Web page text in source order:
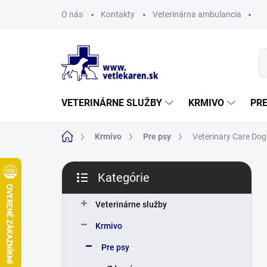
O nás Kontakty Veterinárna ambulancia
VETERINÁRNE SLUŽBY KRMIVO
DomovKrmivo Pre psy Veterinary Care
B
č
kategórie
Kategórie
Veterinárne služby
Krmivo
Pre psy